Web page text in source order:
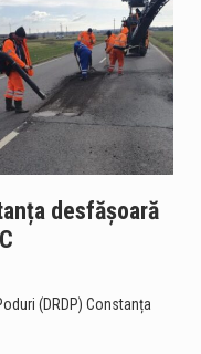
desfășoară
(DRDP) Constanța